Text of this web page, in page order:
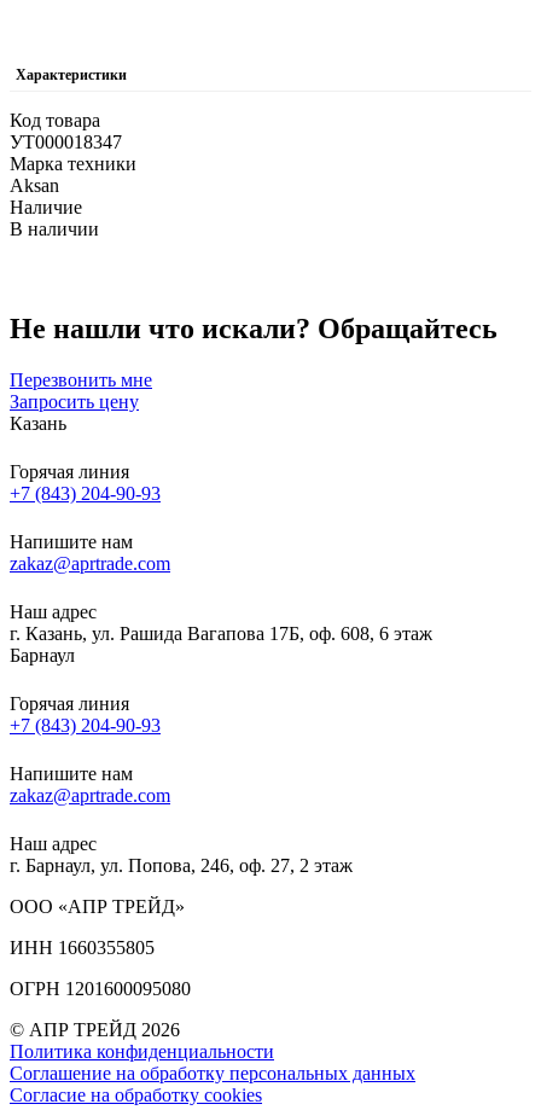
Характеристики
Код товара
УТ000018347
Марка техники
Aksan
Наличие
В наличии
Не нашли что искали? Обращайтесь
Перезвонить мне
Запросить цену
Казань
Горячая линия
+7 (843) 204-90-93
Напишите нам
zakaz@aprtrade.com
Наш адрес
г. Казань, ул. Рашида Вагапова 17Б, оф. 608, 6 этаж
Барнаул
Горячая линия
+7 (843) 204-90-93
Напишите нам
zakaz@aprtrade.com
Наш адрес
г. Барнаул, ул. Попова, 246, оф. 27, 2 этаж
ООО «АПР ТРЕЙД»
ИНН 1660355805
ОГРН 1201600095080
© АПР ТРЕЙД 2026
Политика конфиденциальности
Соглашение на обработку персональных данных
Согласие на обработку cookies